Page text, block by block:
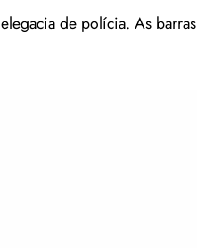
de polícia. As barras